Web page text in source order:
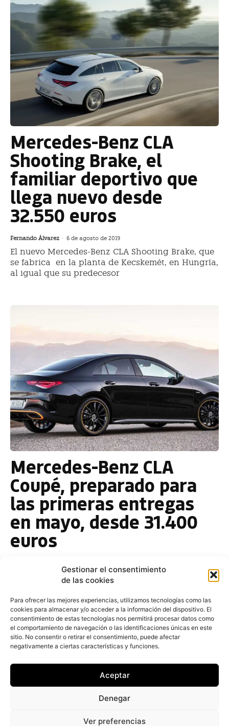
Gestionar el consentimiento
de las cookies
Para ofrecer las mejores experiencias, utilizamos tecnologías como las
cookies para almacenar y/o acceder a la información del dispositivo. El
consentimiento de estas tecnologías nos permitirá procesar datos como
el comportamiento de navegación o las identificaciones únicas en este
sitio. No consentir o retirar el consentimiento, puede afectar
negativamente a ciertas características y funciones.
Aceptar
Denegar
Ver preferencias
Mercedes-Benz CLA
Shooting Brake, el
familiar deportivo que
llega nuevo desde
32.550 euros
Fernando Álvarez - 6 de agosto de 2019
El nuevo Mercedes-Benz CLA Shooting Brake, que
se fabrica en la planta de Kecskemét, en Hungría,
al igual que su predecesor
Mercedes-Benz CLA
Coupé, preparado para
las primeras entregas
en mayo, desde 31.400
euros
Este nuevo Mercedes-Benz CLA, cuyas primeras
próximo mes de mayo, solo estará disponible
Mercedes-Benz CLA Shooting
Brake, un deportivo con espacio de
carga
31 de marzo de 2019
Al igual que el Mercedes-Benz CLA Coupé de cuatro
puertas, el Shooting Brake está inspirado en el